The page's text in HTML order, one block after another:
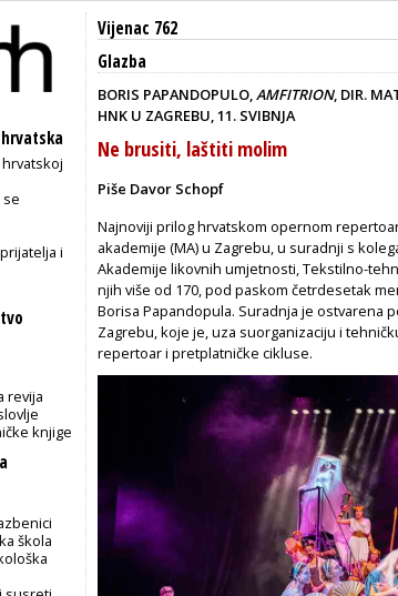
se
i
revija
knjige
škola
Vijenac 762
Glazba
BORIS PAPANDOPULO,AMFITRION, DIR.
HNK U ZAGREBU, 11. SVIBNJA
Ne brusiti, laštiti molim
Piše Davor Schopf
Najnoviji prilog hrvatskom opernom
akademije (MA) u Zagrebu, u suradnji s
Akademije likovnih umjetnosti, Tekstilno-
njih više od 170, pod paskom četrdesetak
Borisa Papandopula. Suradnja je ostvarena
Zagrebu, koje je, uza suorganizaciju i
repertoar i pretplatničke cikluse.